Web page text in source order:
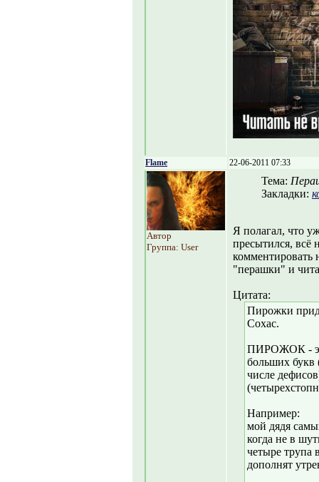
Flame 22-06-2011 07:33
Автор
Группа: User
Тема:
Закладки:
Я полагал, что
пресытился, всё
комментировать
"перашки" и
Цитата:
Пирожки
Сохас.
ПИРОЖОК -
больших букв
числе
Например:
мой дядя
когда не в
четыре трупа
дополнят